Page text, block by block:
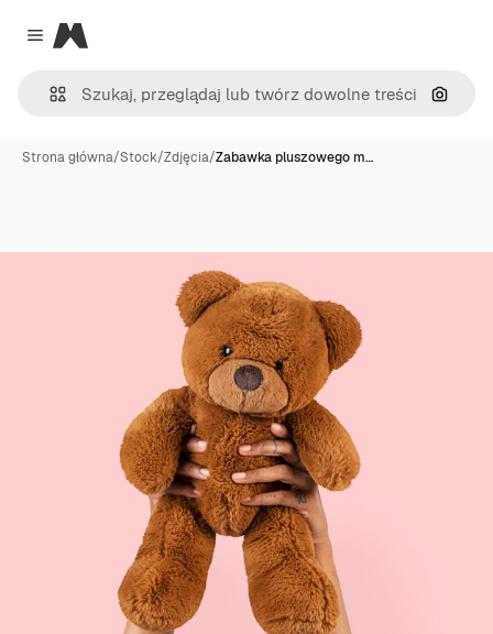
Close menu
Magnific
Szukaj
Strona główna/Stock/Zdjęcia/Zabawka pluszowego m…